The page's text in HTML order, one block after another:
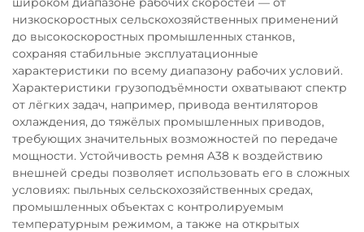
низкоскоростных сельскохозяйственных применений
до высокоскоростных промышленных станков,
сохраняя стабильные эксплуатационные
характеристики по всему диапазону рабочих условий.
Характеристики грузоподъёмности охватывают спектр
от лёгких задач, например, привода вентиляторов
охлаждения, до тяжёлых промышленных приводов,
требующих значительных возможностей по передаче
мощности. Устойчивость ремня A38 к воздействию
внешней среды позволяет использовать его в сложных
условиях: пыльных сельскохозяйственных средах,
промышленных объектах с контролируемым
температурным режимом, а также на открытых